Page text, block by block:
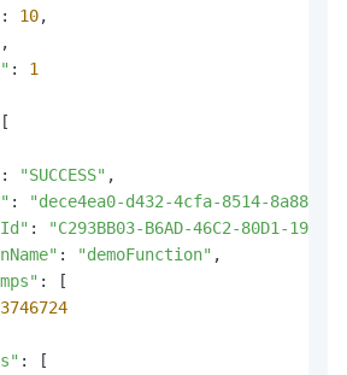
: 10,
,
: 1
: "SUCCESS" ,
:
"dece4ea0-d432-4cfa-8514-
:
"C293BB03-B6AD-46C2-80D1-
: "demoFunction" ,
: [
: [